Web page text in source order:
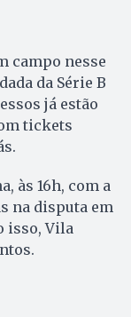
campo nesse
da Série B
já estão
tickets
às 16h, com a
na disputa em
isso, Vila